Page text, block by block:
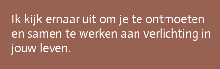
Ik kijk ernaar uit om je te ontmoeten
en samen te werken aan verlichting in
jouw leven.